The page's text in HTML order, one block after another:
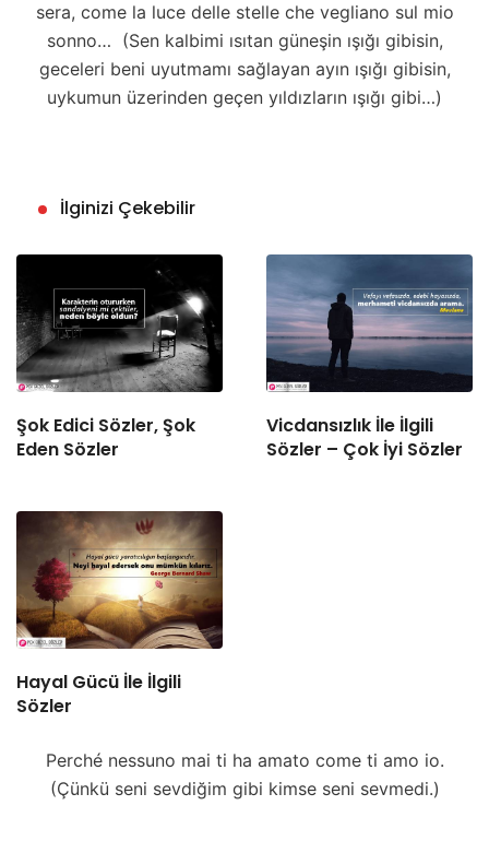
sera, come la luce delle stelle che vegliano sul mio
sonno… (Sen kalbimi ısıtan güneşin ışığı gibisin,
geceleri beni uyutmamı sağlayan ayın ışığı gibisin,
uykumun üzerinden geçen yıldızların ışığı gibi…)
İlginizi Çekebilir
Şok Edici Sözler, Şok
Eden Sözler
Vicdansızlık İle İlgili
Sözler – Çok İyi Sözler
Hayal Gücü İle İlgili
Sözler
Perché nessuno mai ti ha amato come ti amo io.
(Çünkü seni sevdiğim gibi kimse seni sevmedi.)